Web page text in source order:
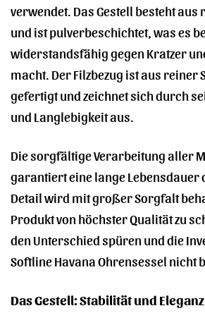
verwendet. Das Gestell besteht
und ist pulverbeschichtet, was es
widerstandsfähig gegen Kratzer
macht. Der Filzbezug ist aus reiner
gefertigt und zeichnet sich durch
und Langlebigkeit aus.
Die sorgfältige Verarbeitung aller
garantiert eine lange Lebensdauer
Detail wird mit großer Sorgfalt
Produkt von höchster Qualität zu
den Unterschied spüren und die
Softline Havana Ohrensessel nicht
Das Gestell: Stabilität und